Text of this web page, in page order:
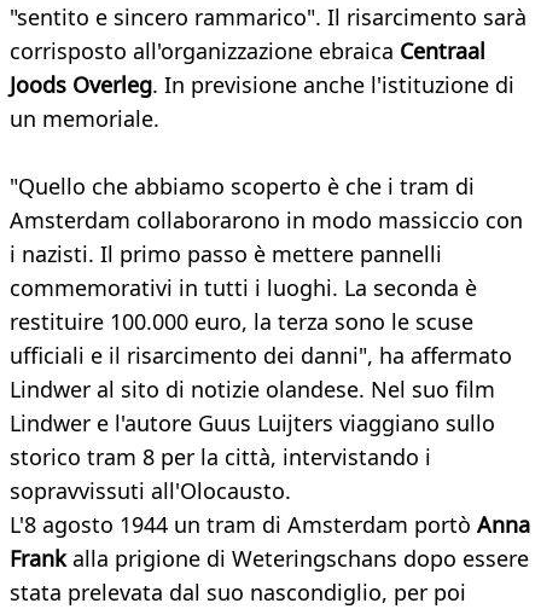
"sentito e sincero rammarico". Il risarcimento sarà
corrisposto all'organizzazione ebraica Centraal
Joods Overleg. In previsione anche l'istituzione di
un memoriale.
"Quello che abbiamo scoperto è che i tram di
Amsterdam collaborarono in modo massiccio con
i nazisti. Il primo passo è mettere pannelli
commemorativi in tutti i luoghi. La seconda è
restituire 100.000 euro, la terza sono le scuse
ufficiali e il risarcimento dei danni", ha affermato
Lindwer al sito di notizie olandese. Nel suo film
Lindwer e l'autore Guus Luijters viaggiano sullo
storico tram 8 per la città, intervistando i
sopravvissuti all'Olocausto.
L'8 agosto 1944 un tram di Amsterdam portò Anna
Frankalla prigione di Weteringschans dopo essere
stata prelevata dal suo nascondiglio, per poi